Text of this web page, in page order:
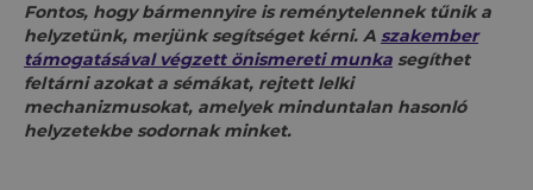
Fontos, hogy bármennyire is reménytelennek tűnik a
helyzetünk, merjünk segítséget kérni. A szakember
támogatásával végzett önismereti munka segíthet
feltárni azokat a sémákat, rejtett lelki
mechanizmusokat, amelyek minduntalan hasonló
helyzetekbe sodornak minket.